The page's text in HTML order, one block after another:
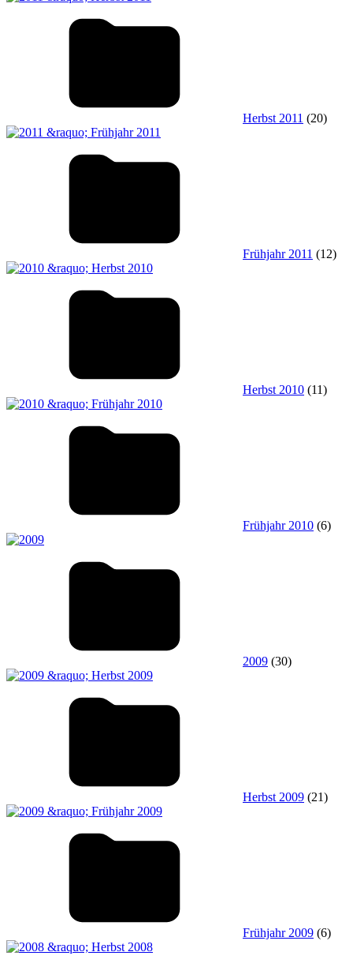
Herbst 2011 (20)
Frühjahr 2011 (12)
Herbst 2010 (11)
Frühjahr 2010 (6)
2009 (30)
Herbst 2009 (21)
Frühjahr 2009 (6)